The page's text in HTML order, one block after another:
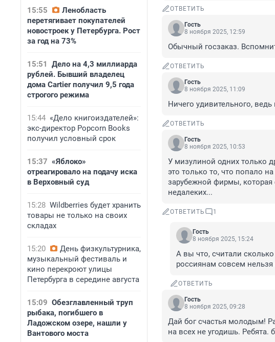
15:55
Ленобласть
перетягивает покупателей
новостроек у Петербурга. Рост
за год на 73%
15:51
Дело на 4,3 миллиарда
рублей. Бывший владелец
дома Cartier получил 9,5 года
строгого режима
15:44 «Дело книгоиздателей»:
экс-директор Popcorn Books
получил условный срок
15:37 «Яблоко»
отреагировало на подачу иска
в Верховный суд
15:28 Wildberries будет хранить
товары не только на своих
складах
15:20
День физкультурника,
музыкальный фестиваль и
кино перекроют улицы
Петербурга в середине августа
15:09 Обезглавленный труп
рыбака, погибшего в
Ладожском озере, нашли у
Вантового моста
ОТВЕТИТЬ
Гость
8 ноября 2025, 12:59
Обычный госзаказ.
ОТВЕТИТЬ
Гость
8 ноября 2025, 11:09
Ничего удивительного,
ОТВЕТИТЬ
Гость
8 ноября 2025, 10:53
У мизулиной одних только
это только то, что попало
зарубежной фирмы, которая
недалеких...
ОТВЕТИТЬ 1
Гость
8 ноября 2025, 15:24
А вы что, считали
россиянам совсем
ОТВЕТИТЬ
Гость
8 ноября 2025, 09:28
Дай бог счастья молодым!
на всех не угодишь. Ребята.